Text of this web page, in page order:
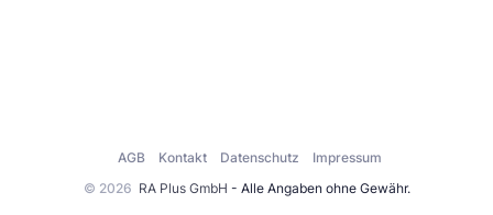
© 2026 RA Plus GmbH - Alle Angaben ohne Gewähr.
AGB Kontakt Datenschutz Impressum